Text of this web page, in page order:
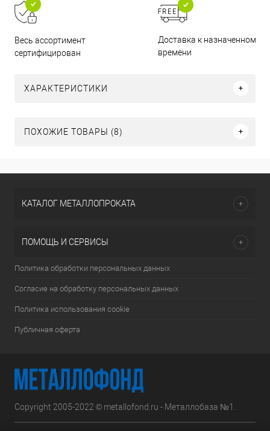
Весь ассортимент
сертифицирован
Доставка к назначенному
времени
ХАРАКТЕРИСТИКИ
ПОХОЖИЕ ТОВАРЫ (8)
КАТАЛОГ МЕТАЛЛОПРОКАТА
ПОМОЩЬ И СЕРВИСЫ
Политика обработки персональных данных
Согласие на обработку персональных данных
Политика использования cookie
Публичная оферта
Copyright 2005-2022 © metallofond.ru - Металлобаза №1.